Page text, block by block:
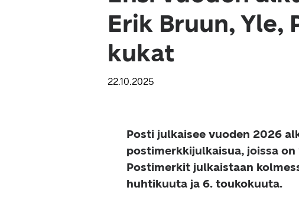
Erik Bruun, Yle,
kukat
22.10.2025
Posti julkaisee vuoden 2026
postimerkkijulkaisua, joissa
Postimerkit julkaistaan
huhtikuuta ja 6. toukokuuta.